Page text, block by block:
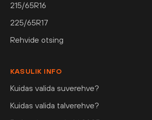
215/65R16
225/65R17
Rehvide otsing
KASULIK INFO
Kuidas valida suverehve?
Kuidas valida talverehve?